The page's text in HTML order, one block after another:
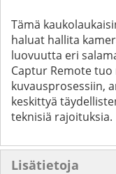
Tämä
haluat hallita
luovuutta eri
Captur Remote
kuvausprosessiin,
keskittyä
teknisiä rajoituksia.
Lisätietoja